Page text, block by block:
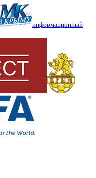
информационный